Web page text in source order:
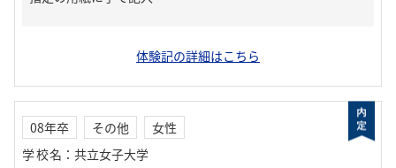
体験記の詳細はこちら
08年卒 その他
女性
学校名 ： 共立女子大学